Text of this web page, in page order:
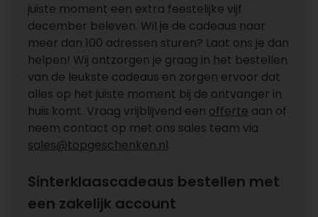
juiste moment een extra feestelijke vijf
december beleven. Wil je de cadeaus naar
meer dan 100 adressen sturen? Laat ons je dan
helpen! Wij ontzorgen je graag in het bestellen
van de leukste cadeaus en zorgen ervoor dat
alles op het juiste moment bij de ontvanger in
huis komt. Vraag vrijblijvend een offerte aan of
neem contact op met ons sales team via
sales@topgeschenken.nl.
Sinterklaascadeaus bestellen met
een zakelijk account